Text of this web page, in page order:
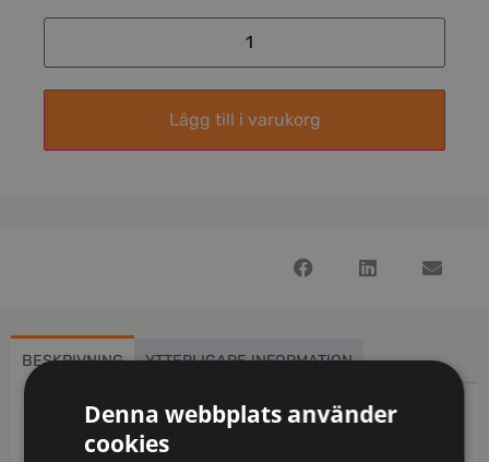
Lägg till i varukorg
BESKRIVNING YTTERLIGARE INFORMATION
Beskrivning
Denna webbplats använder
cookies